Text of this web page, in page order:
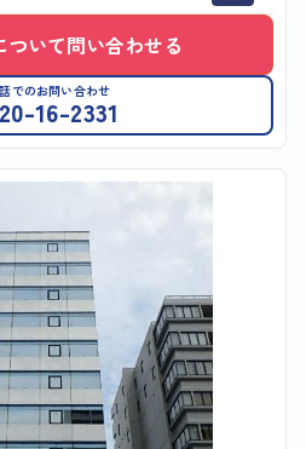
ついて問い合わせる
でのお問い合わせ
16-2331